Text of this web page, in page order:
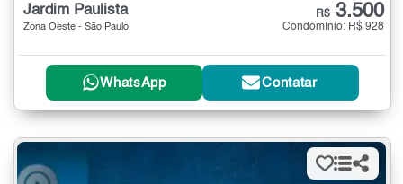
Jardim Paulista
Zona Oeste - São Paulo
R$ 3.500
Condomínio: R$ 928
WhatsApp Contatar